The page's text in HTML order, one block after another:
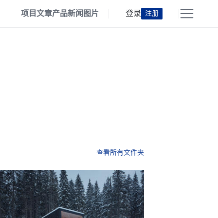
项目文章产品新闻 图片 登录 注册
查看所有文件夹